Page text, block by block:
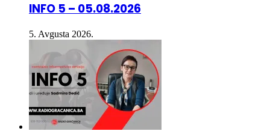
INFO 5 – 05.08.2026
5. Avgusta 2026.